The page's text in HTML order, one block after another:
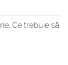
Ce trebuie să